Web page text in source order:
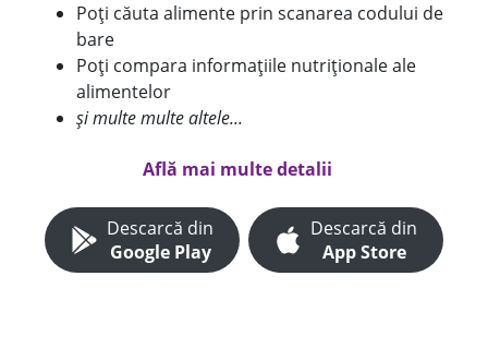
Poți căuta alimente prin scanarea codului de
bare
Poți compara informațiile nutriționale ale
alimentelor
și multe multe altele...
Află mai multe detalii
Descarcă din
Google Play
Descarcă din
App Store